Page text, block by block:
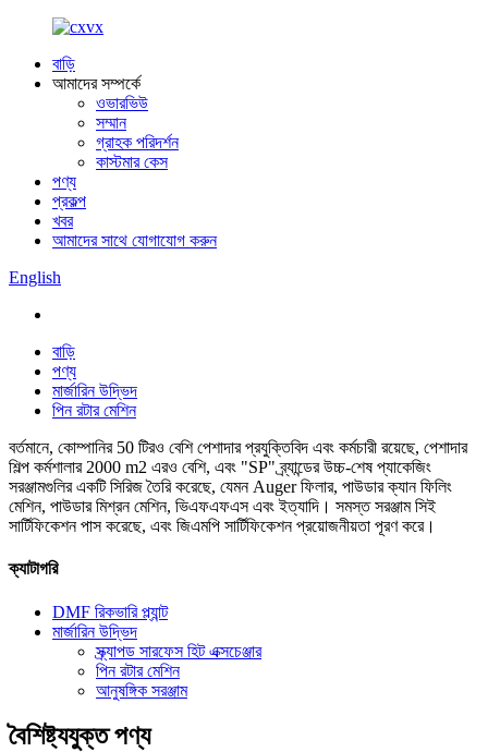
বাড়ি
আমাদের সম্পর্কে
ওভারভিউ
সম্মান
গ্রাহক পরিদর্শন
কাস্টমার কেস
পণ্য
প্রকল্প
খবর
আমাদের সাথে যোগাযোগ করুন
English
বাড়ি
পণ্য
মার্জারিন উদ্ভিদ
পিন রটার মেশিন
বর্তমানে, কোম্পানির 50 টিরও বেশি পেশাদার প্রযুক্তিবিদ এবং কর্মচারী রয়েছে, পেশাদার
শিল্প কর্মশালার 2000 m2 এরও বেশি, এবং "SP" ব্র্যান্ডের উচ্চ-শেষ প্যাকেজিং
সরঞ্জামগুলির একটি সিরিজ তৈরি করেছে, যেমন Auger ফিলার, পাউডার ক্যান ফিলিং
মেশিন, পাউডার মিশ্রন মেশিন, ভিএফএফএস এবং ইত্যাদি। সমস্ত সরঞ্জাম সিই
সার্টিফিকেশন পাস করেছে, এবং জিএমপি সার্টিফিকেশন প্রয়োজনীয়তা পূরণ করে।
ক্যাটাগরি
DMF রিকভারি প্ল্যান্ট
মার্জারিন উদ্ভিদ
স্ক্র্যাপড সারফেস হিট এক্সচেঞ্জার
পিন রটার মেশিন
আনুষঙ্গিক সরঞ্জাম
বৈশিষ্ট্যযুক্ত পণ্য